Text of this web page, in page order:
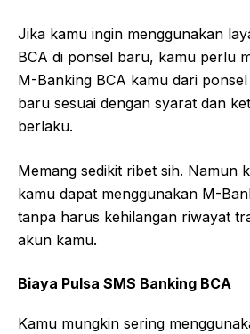
Jika kamu ingin menggunakan
BCA di ponsel baru, kamu perlu
M-Banking BCA kamu dari
baru sesuai dengan syarat dan
berlaku.
Memang sedikit ribet sih. Namun
kamu dapat menggunakan M-
tanpa harus kehilangan riwayat
akun kamu.
Biaya Pulsa SMS Banking BCA
Kamu mungkin sering